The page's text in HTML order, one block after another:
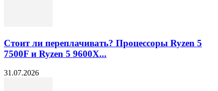
Стоит ли переплачивать? Процессоры Ryzen 5
7500F и Ryzen 5 9600X...
31.07.2026